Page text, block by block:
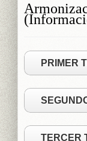
PRIMER
TERCER